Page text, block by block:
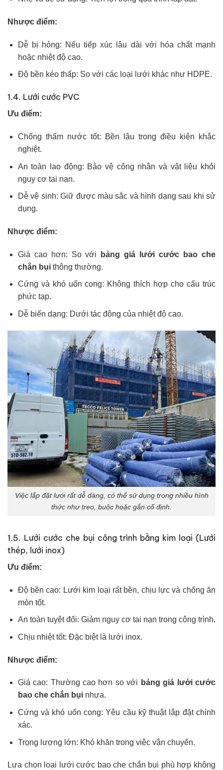
Nhược điểm:
Dễ bị hỏng: Nếu tiếp xúc lâu dài với hóa chất mạnh
hoặc nhiệt độ cao.
Độ bền kéo thấp: So với các loại lưới khác như HDPE.
1.4. Lưới cước PVC
Ưu điểm:
Chống thấm nước tốt: Bền lâu trong điều kiện khắc
nghiệt.
An toàn lao động: Bảo vệ công nhân và vật liệu khỏi
nguy cơ tai nạn.
Dễ vệ sinh: Giữ được màu sắc và hình dạng sau khi sử
dụng.
Nhược điểm:
Giá cao hơn: So với
bảng giá lưới cước bao che
chắn bụi thông thường.
Cứng và khó uốn cong: Không thích hợp cho cấu trúc
phức tạp.
Dễ biến dạng: Dưới tác động của nhiệt độ cao.
Việc lắp đặt lưới rất dễ dàng, có thể sử dụng trong nhiều hình
thức như treo, buộc hoặc gắn cố định.
1.5. Lưới cước che bụi công trình bằng kim loại (Lưới
thép, lưới inox)
Ưu điểm:
Độ bền cao: Lưới kim loại rất bền, chịu lực và chống ăn
mòn tốt.
An toàn tuyệt đối: Giảm nguy cơ tai nạn trong công trình.
Chịu nhiệt tốt: Đặc biệt là lưới inox.
Nhược điểm:
Giá cao: Thường cao hơn so với bảng giá lưới cước
bao che chắn bụi nhựa.
Cứng và khó uốn cong: Yêu cầu kỹ thuật lắp đặt chính
xác.
Trọng lượng lớn: Khó khăn trong việc vận chuyển.
Lựa chọn loại lưới cước bao che chắn bụi phù hợp không